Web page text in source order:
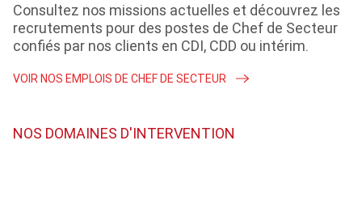
Consultez nos missions actuelles et découvrez les
recrutements pour des postes de Chef de Secteur
confiés par nos clients en CDI, CDD ou intérim.
VOIR NOS EMPLOIS DE CHEF DE SECTEUR
NOS DOMAINES D'INTERVENTION